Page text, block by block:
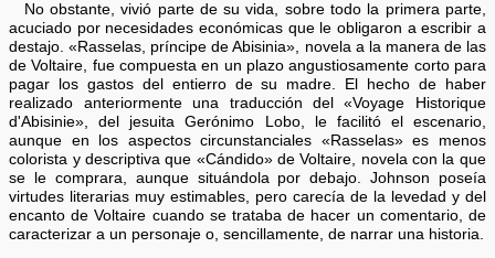
No obstante, vivió parte de su vida, sobre todo la primera parte,
acuciado por necesidades económicas que le obligaron a escribir a
destajo. «Rasselas, príncipe de Abisinia», novela a la manera de las
de Voltaire, fue compuesta en un plazo angustiosamente corto para
pagar los gastos del entierro de su madre. El hecho de haber
realizado anteriormente una traducción del «Voyage Historique
d'Abisinie», del jesuita Gerónimo Lobo, le facilitó el escenario,
aunque en los aspectos circunstanciales «Rasselas» es menos
colorista y descriptiva que «Cándido» de Voltaire, novela con la que
se le comprara, aunque situándola por debajo. Johnson poseía
virtudes literarias muy estimables, pero carecía de la levedad y del
encanto de Voltaire cuando se trataba de hacer un comentario, de
caracterizar a un personaje o, sencillamente, de narrar una historia.